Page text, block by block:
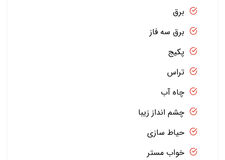
برق
برق سه فاز
پکیج
تراس
چاه آب
چشم انداز زیبا
حیاط سازی
خواب مستر